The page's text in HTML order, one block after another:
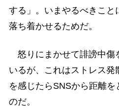
する」。いまやるべきこと
落ち着かせるためだ。
怒りにまかせて誹謗中傷
いるが、これはストレス発
を感じたらSNSから距離
のだ。